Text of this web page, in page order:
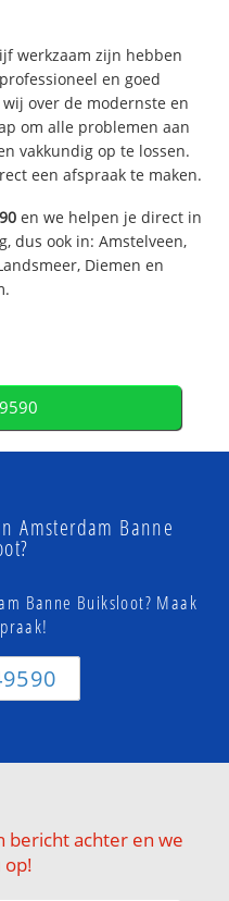
werkzaam zijn hebben
en goed
over de modernste en
om alle problemen aan
vakkundig op te lossen.
een afspraak te maken.
en we helpen je direct in
dus ook in: Amstelveen,
Diemen en
Amsterdam Banne
Banne Buiksloot? Maak
bericht achter en we
op!